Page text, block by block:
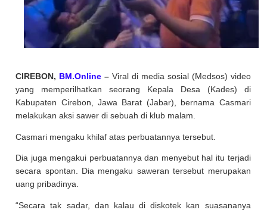
CIREBON, BM.Online – Viral di media sosial (Medsos) video
yang memperilhatkan seorang Kepala Desa (Kades) di
Kabupaten Cirebon, Jawa Barat (Jabar), bernama Casmari
melakukan aksi sawer di sebuah di klub malam.
Casmari mengaku khilaf atas perbuatannya tersebut.
Dia juga mengakui perbuatannya dan menyebut hal itu terjadi
secara spontan. Dia mengaku saweran tersebut merupakan
uang pribadinya.
“Secara tak sadar, dan kalau di diskotek kan suasananya